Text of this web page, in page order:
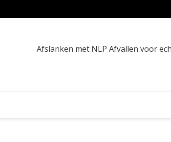
Buikvet
Afslanken met NLP Afvallen voor